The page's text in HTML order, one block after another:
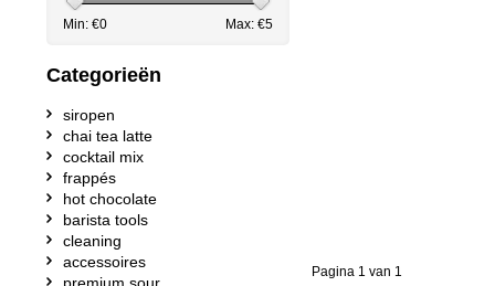
Pagina 1 van 1
Min: €0 Max: €5
Categorieën
siropen
chai tea latte
cocktail mix
frappés
hot chocolate
barista tools
cleaning
accessoires